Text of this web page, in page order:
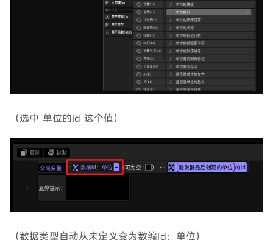
（选中 单位的id 这个值）
（数据类型自动从未定义变为数编Id：单位）